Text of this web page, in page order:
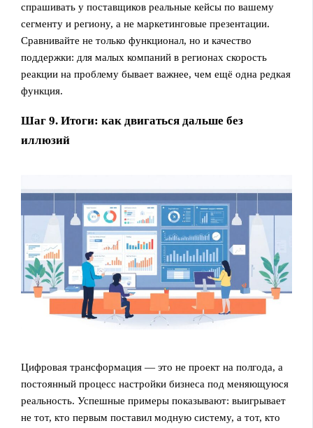
спрашивать у поставщиков реальные кейсы по вашему
сегменту и региону, а не маркетинговые презентации.
Сравнивайте не только функционал, но и качество
поддержки: для малых компаний в регионах скорость
реакции на проблему бывает важнее, чем ещё одна редкая
функция.
Шаг 9. Итоги: как двигаться дальше без
иллюзий
Цифровая трансформация — это не проект на полгода, а
постоянный процесс настройки бизнеса под меняющуюся
реальность. Успешные примеры показывают: выигрывает
не тот, кто первым поставил модную систему, а тот, кто